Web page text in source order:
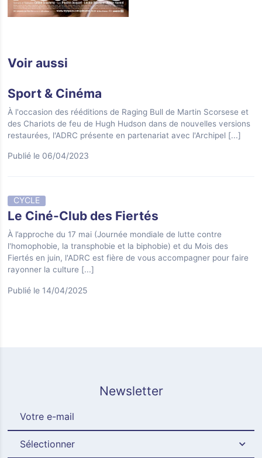
Voir aussi
Sport & Cinéma
À l'occasion des rééditions de Raging Bull de Martin Scorsese et
des Chariots de feu de Hugh Hudson dans de nouvelles versions
restaurées, l'ADRC présente en partenariat avec l'Archipel [...]
Publié le 06/04/2023
CYCLE
Le Ciné-Club des Fiertés
À l’approche du 17 mai (Journée mondiale de lutte contre
l'homophobie, la transphobie et la biphobie) et du Mois des
Fiertés en juin, l'ADRC est fière de vous accompagner pour faire
rayonner la culture [...]
Publié le 14/04/2025
Newsletter
Sélectionner